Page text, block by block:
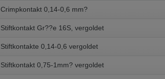
Crimpkontakt 0,14-0,6 mm?
Stiftkontakt Gr??e 16S, vergoldet
Stiftkontakte 0,14-0,6 vergoldet
Stiftkontakt 0,75-1mm? vergoldet